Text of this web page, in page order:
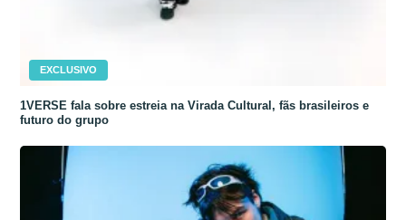
EXCLUSIVO
1VERSE fala sobre estreia na Virada Cultural, fãs brasileiros e
futuro do grupo